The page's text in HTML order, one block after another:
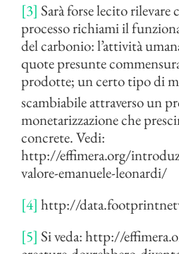
[3] Sarà forse lecito rilevare
processo richiami il
del carbonio: l’attività
quote presunte
prodotte; un certo tipo di
scambiabile attraverso un
monetarizzazione che
concrete. Vedi:
http://effimera.org/
valore-emanuele-leonardi/
[4] http://
[5] Si veda: http://